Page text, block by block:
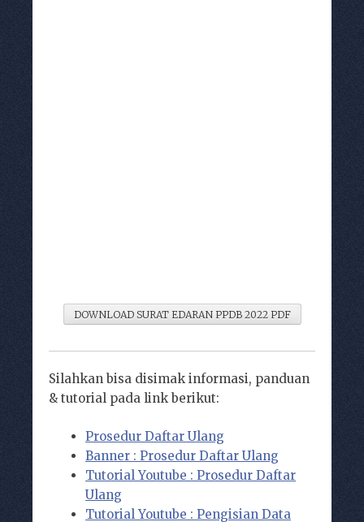
DOWNLOAD SURAT EDARAN PPDB 2022 PDF
Silahkan bisa disimak informasi, panduan
& tutorial pada link berikut:
Prosedur Daftar Ulang
Banner : Prosedur Daftar Ulang
Tutorial Youtube : Prosedur Daftar
Ulang
Tutorial Youtube : Pengisian Data